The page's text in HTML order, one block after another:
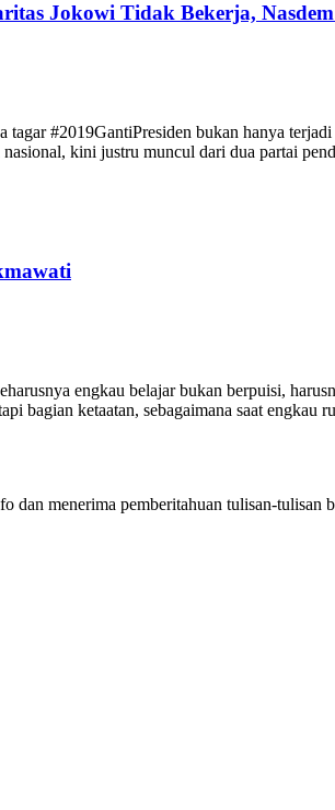
Jokowi Tidak Bekerja,
#2019GantiPresiden bukan hanya
kini justru muncul dari dua partai
engkau belajar bukan berpuisi,
bagian ketaatan, sebagaimana saat
dan menerima pemberitahuan tulisan-tulisan